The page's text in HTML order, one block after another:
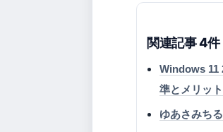
関連記事 4件
Windows 11
準とメリッ
ゆあさみち